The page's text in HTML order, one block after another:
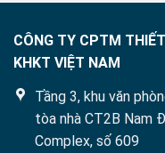
CÔNG TY CPTM
KHKT VIỆT NAM
Tầng 3, khu văn
tòa nhà CT2B Nam
Complex, số 609